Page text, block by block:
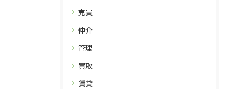
売買
仲介
管理
買取
賃貸